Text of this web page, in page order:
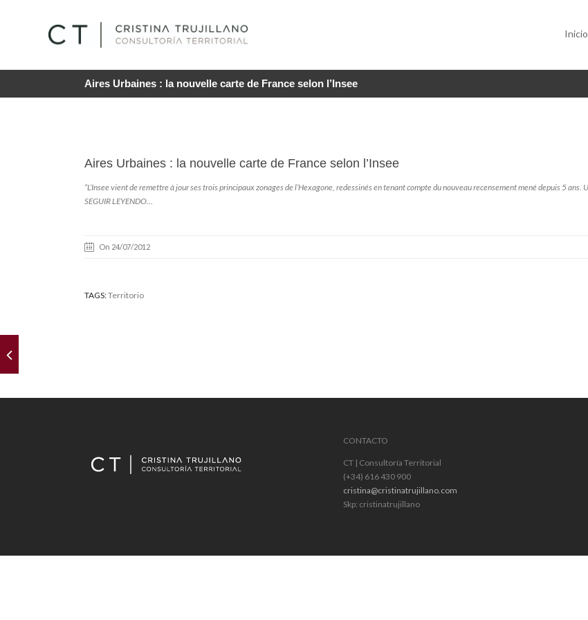
Inicio
Aires Urbaines : la nouvelle carte de France selon l’Insee
Aires Urbaines : la nouvelle carte de France selon l’Insee
“L’Insee vient de remettre à jour ses trois principaux zonages de l’Hexagone, redessinés en tenant compte du nouveau recensement mené depuis 5
SEGUIR LEYENDO…
On 24/07/2012
TAGS:Territorio
CONTACTO
CT | Consultoría Territorial
(+34) 616 430 900
cristina@cristinatrujillano.com
Skp: cristinatrujillano